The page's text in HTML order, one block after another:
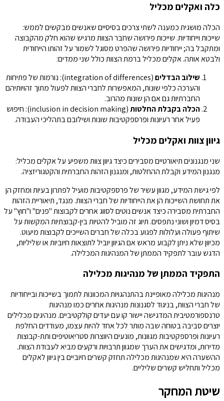
כלה ואקלים מכליל
הכלה מושגית כמענה לשתי צרכים בסיסיים שאנשים מבקשים לממש:
שייכות וייחודיות. שייכות פירושה שחבר הצוות מרגיש שהוא חלק מהקבוצה
ומתקבל בה; ייחודיות פירושה שהפרט מסוגל לשמור על זהותו הייחודית
ולבטא אותה. אקלים מכליל ברמת הצוות כולל שני ממדים:
שילוב הבדלים
(integration of differences): נורמות של פתיחות
והערכה כלפי שונות, המאפשרות לחברי הצוות לפעול מתוך זהויותיהם
החברתיות גם אם הן שונות מהרוב.
הכלה בקבלת החלטות
(inclusion in decision making): חיפוש
פעיל אחר רעיונות ופרספקטיבות שונות ושילובם בתהליכי העבודה.
גיוון צוות ואקלים מכליל
שני מנגנונים תיאורטיים מסבירים כיצד גיוון צוות משפיע על אקלים מכליל:
מנגנון המידע וקבלת ההחלטות, ומנגנון הזהות החברתית והקטגוריזציה.
לפי גישת המידע, מגוון עשיר של פרספקטיבות מועיל לפתרון בעיות ומחזק הן
את תחושת השייכות הן את הייחודיות של חברי הצוות. מנגד, תיאוריית הזהות
החברתית מסבירה כיצד אנשים נוטים לסווג אחרים לקבוצות "פנים" ו"חוץ" על
בסיס דמיון ושוני נתפסים. תיוג זה מוביל להטיות בין-קבוצתיות המקשות על
שיתוף פעולה ועלולות לפגוע בכלה של חברים השייכים לקבוצות מיעוט.
מכיוון שלא ניתן לקבוע מראש אם הגיוון יוביל לתוצאות חיוביות או שליליות,
הדגש עובר לתפקיד הממתן של המנהיגות המכלילה.
התפקיד הממתן של מנהיגות מכלילה
מנהיגות מכלילה מאופיינת בהתנהגויות המכוונות לתמוך בשייכות ובייחודיות
של חברי הצוות, בניגוד לסגנונות מנהיגות אחרים כמו מנהיגות
טרנספורמטיבית המדגישה יישור קו עם יעדים קולקטיביים. מנהיגים מכלילים
יוצרים סביבה בטוחה שבה מותר לכל אחד להיות עצמו, מעודדים החלפת
רעיונות ופרספקטיבות מגוונות, מונעים היווצרות סטריאוטיפים ותת-קבוצות
מדירות, ומדגישים את הערך שמגוון תרבויות ורקעים מביא לעבודת הצוות.
ההשערה היא שמנהיגות מכלילה תחזק קשרים חיוביים בין גיוון לאקלים
מכליל ותחליש קשרים שליליים.
שיטת המחקר